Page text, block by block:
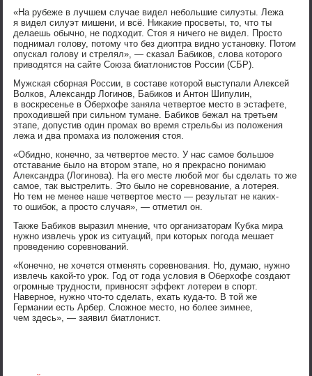
«На рубеже в лучшем случае видел небольшие силуэты. Лежа
я видел силуэт мишени, и всё. Никакие просветы, то, что ты
делаешь обычно, не подходит. Стоя я ничего не видел. Просто
поднимал голову, потому что без диоптра видно установку. Потом
опускал голову и стрелял», — сказал Бабиков, слова которого
приводятся на сайте Союза биатлонистов России (СБР).
Мужская сборная России, в составе которой выступали Алексей
Волков, Александр Логинов, Бабиков и Антон Шипулин,
в воскресенье в Оберхофе заняла четвертое место в эстафете,
проходившей при сильном тумане. Бабиков бежал на третьем
этапе, допустив один промах во время стрельбы из положения
лежа и два промаха из положения стоя.
«Обидно, конечно, за четвертое место. У нас самое большое
отставание было на втором этапе, но я прекрасно понимаю
Александра (Логинова). На его месте любой мог бы сделать то же
самое, так выстрелить. Это было не соревнование, а лотерея.
Но тем не менее наше четвертое место — результат не каких-
то ошибок, а просто случая», — отметил он.
Также Бабиков выразил мнение, что организаторам Кубка мира
нужно извлечь урок из ситуаций, при которых погода мешает
проведению соревнований.
«Конечно, не хочется отменять соревнования. Но, думаю, нужно
извлечь какой-то урок. Год от года условия в Оберхофе создают
огромные трудности, привносят эффект лотереи в спорт.
Наверное, нужно что-то сделать, ехать куда-то. В той же
Германии есть Арбер. Сложное место, но более зимнее,
чем здесь», — заявил биатлонист.